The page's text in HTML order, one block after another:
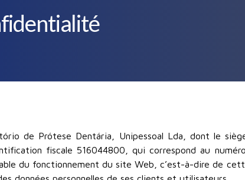
de Prótese Dentária, Unipessoal Lda, dont le
fiscale 516044800, qui correspond au
du fonctionnement du site Web, c’est-à-dire de